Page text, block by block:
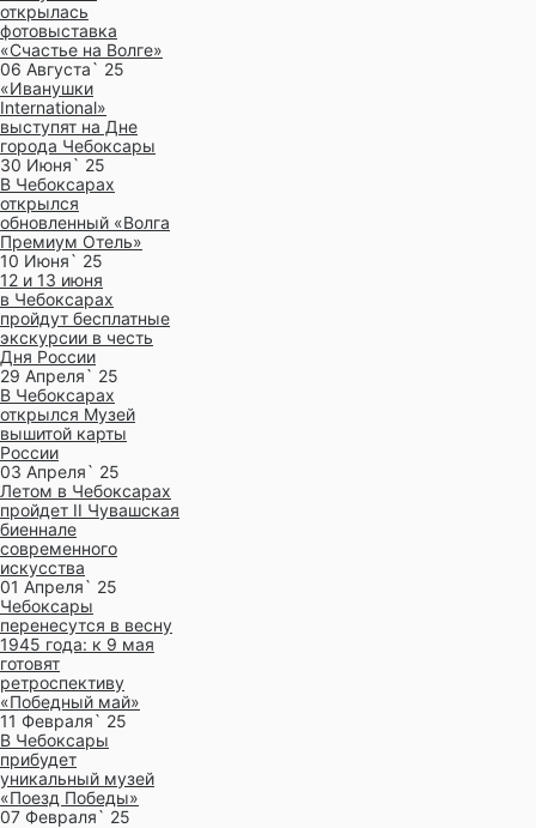
открылась
фотовыставка
«Счастье на Волге»
06 Августа` 25
«Иванушки
International»
выступят на Дне
города Чебоксары
30 Июня` 25
В Чебоксарах
открылся
обновленный «Волга
Премиум Отель»
10 Июня` 25
12 и 13 июня
в Чебоксарах
пройдут бесплатные
экскурсии в честь
Дня России
29 Апреля` 25
В Чебоксарах
открылся Музей
вышитой карты
России
03 Апреля` 25
Летом в Чебоксарах
пройдет II Чувашская
биеннале
современного
искусства
01 Апреля` 25
Чебоксары
перенесутся в весну
1945 года: к 9 мая
готовят
ретроспективу
«Победный май»
11 Февраля` 25
В Чебоксары
прибудет
уникальный музей
«Поезд Победы»
07 Февраля` 25